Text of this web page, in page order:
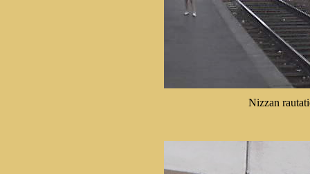
Nizzan